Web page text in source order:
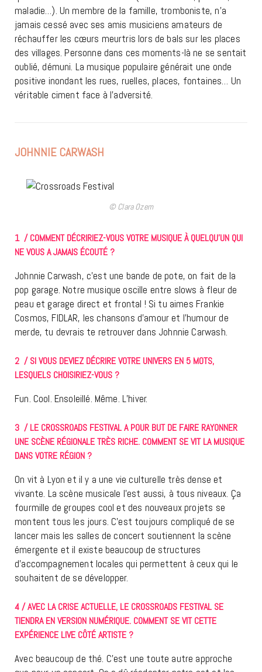
maladie…). Un membre de la famille, tromboniste, n’a
jamais cessé avec ses amis musiciens amateurs de
réchauffer les cœurs meurtris lors de bals sur les places
des villages. Personne dans ces moments-là ne se sentait
oublié, démuni. La musique populaire générait une onde
positive inondant les rues, ruelles, places, fontaines… Un
véritable ciment face à l’adversité.
JOHNNIE CARWASH
© Clara Ozem
1 / COMMENT DÉCRIRIEZ-VOUS VOTRE MUSIQUE À QUELQU’UN QUI
NE VOUS A JAMAIS ÉCOUTÉ ?
Johnnie Carwash, c’est une bande de pote, on fait de la
pop garage. Notre musique oscille entre slows à fleur de
peau et garage direct et frontal ! Si tu aimes Frankie
Cosmos, FIDLAR, les chansons d’amour et l’humour de
merde, tu devrais te retrouver dans Johnnie Carwash.
2 / SI VOUS DEVIEZ DÉCRIRE VOTRE UNIVERS EN 5 MOTS,
LESQUELS CHOISIRIEZ-VOUS ?
Fun. Cool. Ensoleillé. Même. L’hiver.
3 / LE CROSSROADS FESTIVAL A POUR BUT DE FAIRE RAYONNER
UNE SCÈNE RÉGIONALE TRÈS RICHE. COMMENT SE VIT LA MUSIQUE
DANS VOTRE RÉGION ?
On vit à Lyon et il y a une vie culturelle très dense et
vivante. La scène musicale l’est aussi, à tous niveaux. Ça
fourmille de groupes cool et des nouveaux projets se
montent tous les jours. C’est toujours compliqué de se
lancer mais les salles de concert soutiennent la scène
émergente et il existe beaucoup de structures
d’accompagnement locales qui permettent à ceux qui le
souhaitent de se développer.
4 / AVEC LA CRISE ACTUELLE, LE CROSSROADS FESTIVAL SE
TIENDRA EN VERSION NUMÉRIQUE. COMMENT SE VIT CETTE
EXPÉRIENCE LIVE CÔTÉ ARTISTE ?
Avec beaucoup de thé. C’est une toute autre approche